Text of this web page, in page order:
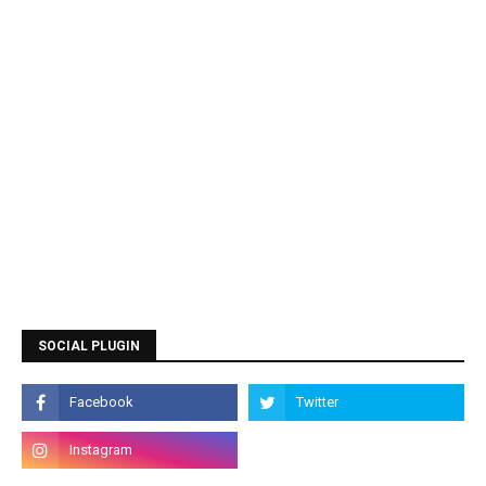
SOCIAL PLUGIN